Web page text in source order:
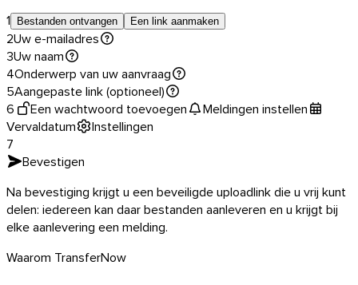
Mobiel
1
Bestanden ontvangen Een link aanmaken
2Uw e-mailadres
3Uw naam
4Onderwerp van uw aanvraag
5Aangepaste link (optioneel)
6
Een wachtwoord toevoegen
Meldingen instellen
Vervaldatum
Instellingen
7
Bevestigen
Na bevestiging krijgt u een beveiligde uploadlink die u vrij kunt
delen: iedereen kan daar bestanden aanleveren en u krijgt bij
elke aanlevering een melding.
Waarom TransferNow